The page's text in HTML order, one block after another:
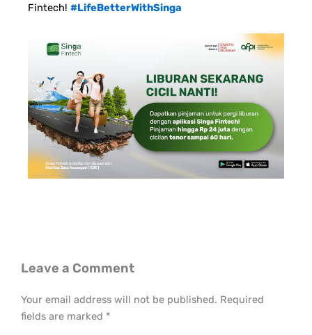
Fintech! #LifeBetterWithSinga
Leave a Comment
Your email address will not be published. Required
fields are marked *